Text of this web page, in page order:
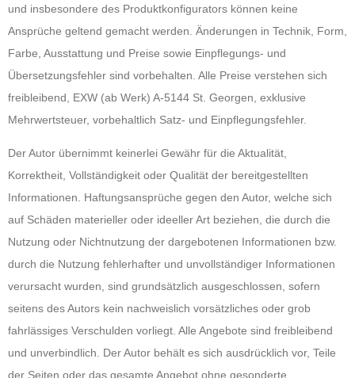
und insbesondere des Produktkonfigurators können keine
Ansprüche geltend gemacht werden. Änderungen in Technik, Form,
Farbe, Ausstattung und Preise sowie Einpflegungs- und
Übersetzungsfehler sind vorbehalten. Alle Preise verstehen sich
freibleibend, EXW (ab Werk) A-5144 St. Georgen, exklusive
Mehrwertsteuer, vorbehaltlich Satz- und Einpflegungsfehler.
Der Autor übernimmt keinerlei Gewähr für die Aktualität,
Korrektheit, Vollständigkeit oder Qualität der bereitgestellten
Informationen. Haftungsansprüche gegen den Autor, welche sich
auf Schäden materieller oder ideeller Art beziehen, die durch die
Nutzung oder Nichtnutzung der dargebotenen Informationen bzw.
durch die Nutzung fehlerhafter und unvollständiger Informationen
verursacht wurden, sind grundsätzlich ausgeschlossen, sofern
seitens des Autors kein nachweislich vorsätzliches oder grob
fahrlässiges Verschulden vorliegt. Alle Angebote sind freibleibend
und unverbindlich. Der Autor behält es sich ausdrücklich vor, Teile
der Seiten oder das gesamte Angebot ohne gesonderte